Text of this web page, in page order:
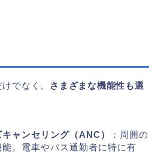
でなく、
さまざまな機能性も選
ャンセリング（ANC）
：周囲の
。電車やバス通勤者に特に有